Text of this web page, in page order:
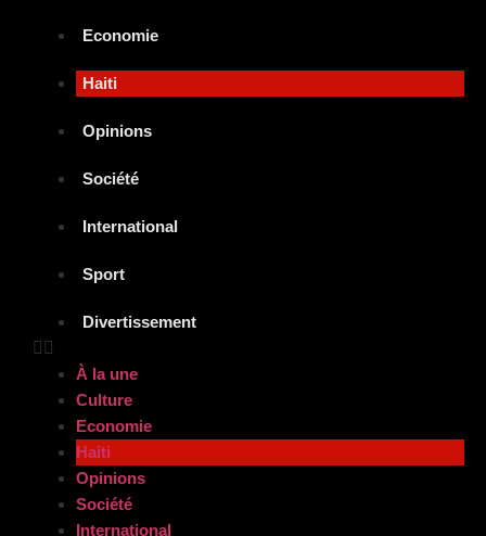
Economie
Haiti
Opinions
Société
International
Sport
Divertissement
À la une
Culture
Economie
Haiti
Opinions
Société
International